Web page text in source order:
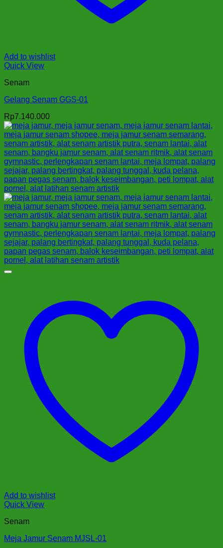
Add to wishlist
Quick View
Senam
Gelang Senam GGS-01
Rp7.140.000
Add to wishlist
Quick View
Senam
Meja Jamur Senam MJSL-01